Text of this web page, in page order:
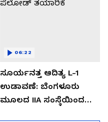
ಸೂರ್ಯನತ್ತ ಆದಿತ್ಯ L-1
ಉಡಾವಣೆ: ಬೆಂಗಳೂರು
ಮೂಲದ IIA ಸಂಸ್ಥೆಯಿಂದ
06:22